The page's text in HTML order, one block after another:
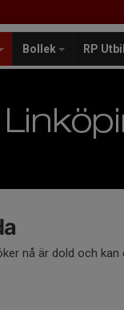
Bollek RP
nå är dold och